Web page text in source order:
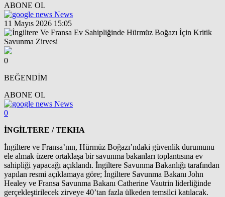
ABONE OL
News
11 Mayıs 2026 15:05
0
BEĞENDİM
ABONE OL
News
0
İNGİLTERE / TEKHA
İngiltere ve Fransa’nın, Hürmüz Boğazı’ndaki güvenlik durumunu
ele almak üzere ortaklaşa bir savunma bakanları toplantısına ev
sahipliği yapacağı açıklandı. İngiltere Savunma Bakanlığı tarafından
yapılan resmi açıklamaya göre; İngiltere Savunma Bakanı John
Healey ve Fransa Savunma Bakanı Catherine Vautrin liderliğinde
gerçekleştirilecek zirveye 40’tan fazla ülkeden temsilci katılacak.